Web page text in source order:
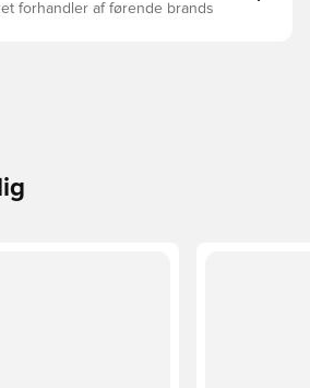
forhandler af førende brands